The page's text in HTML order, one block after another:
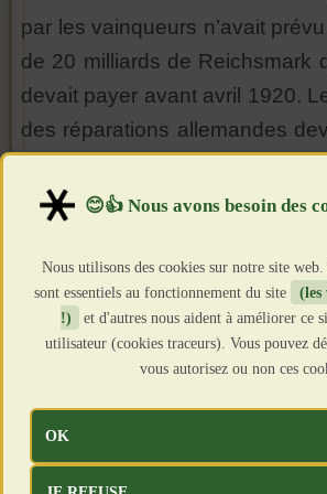
par les vainqueurs n’avait
de 20 milliards de Reichsmark
devait payer avant avril 1920.
des réparations allemandes
En avril 1921, les Alliés
plan de paiement de
dire commission. Selon ce plan,
des réparations était fixé à
Reichsmark, ce qui
correspondait à un compromis
Belgique, tandis que les
Nous utilisons des cookies sur notre site
sont essentiels au fonctionnement du site
(les
!)
et d'autres nous aident à améliorer ce
utilisateur (cookies traceurs). Vous pouvez
vous autorisez ou non ces
OK